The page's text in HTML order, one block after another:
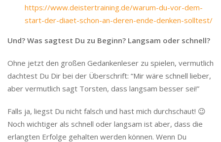
https://www.deistertraining.de/warum-du-vor-dem-
start-der-diaet-schon-an-deren-ende-denken-solltest/
Und? Was sagtest Du zu Beginn? Langsam oder schnell?
Ohne jetzt den großen Gedankenleser zu spielen, vermutlich
dachtest Du Dir bei der Überschrift: “Mir wäre schnell lieber,
aber vermutlich sagt Torsten, dass langsam besser sei!”
Falls ja, liegst Du nicht falsch und hast mich durchschaut! 😉
Noch wichtiger als schnell oder langsam ist aber, dass die
erlangten Erfolge gehalten werden können. Wenn Du